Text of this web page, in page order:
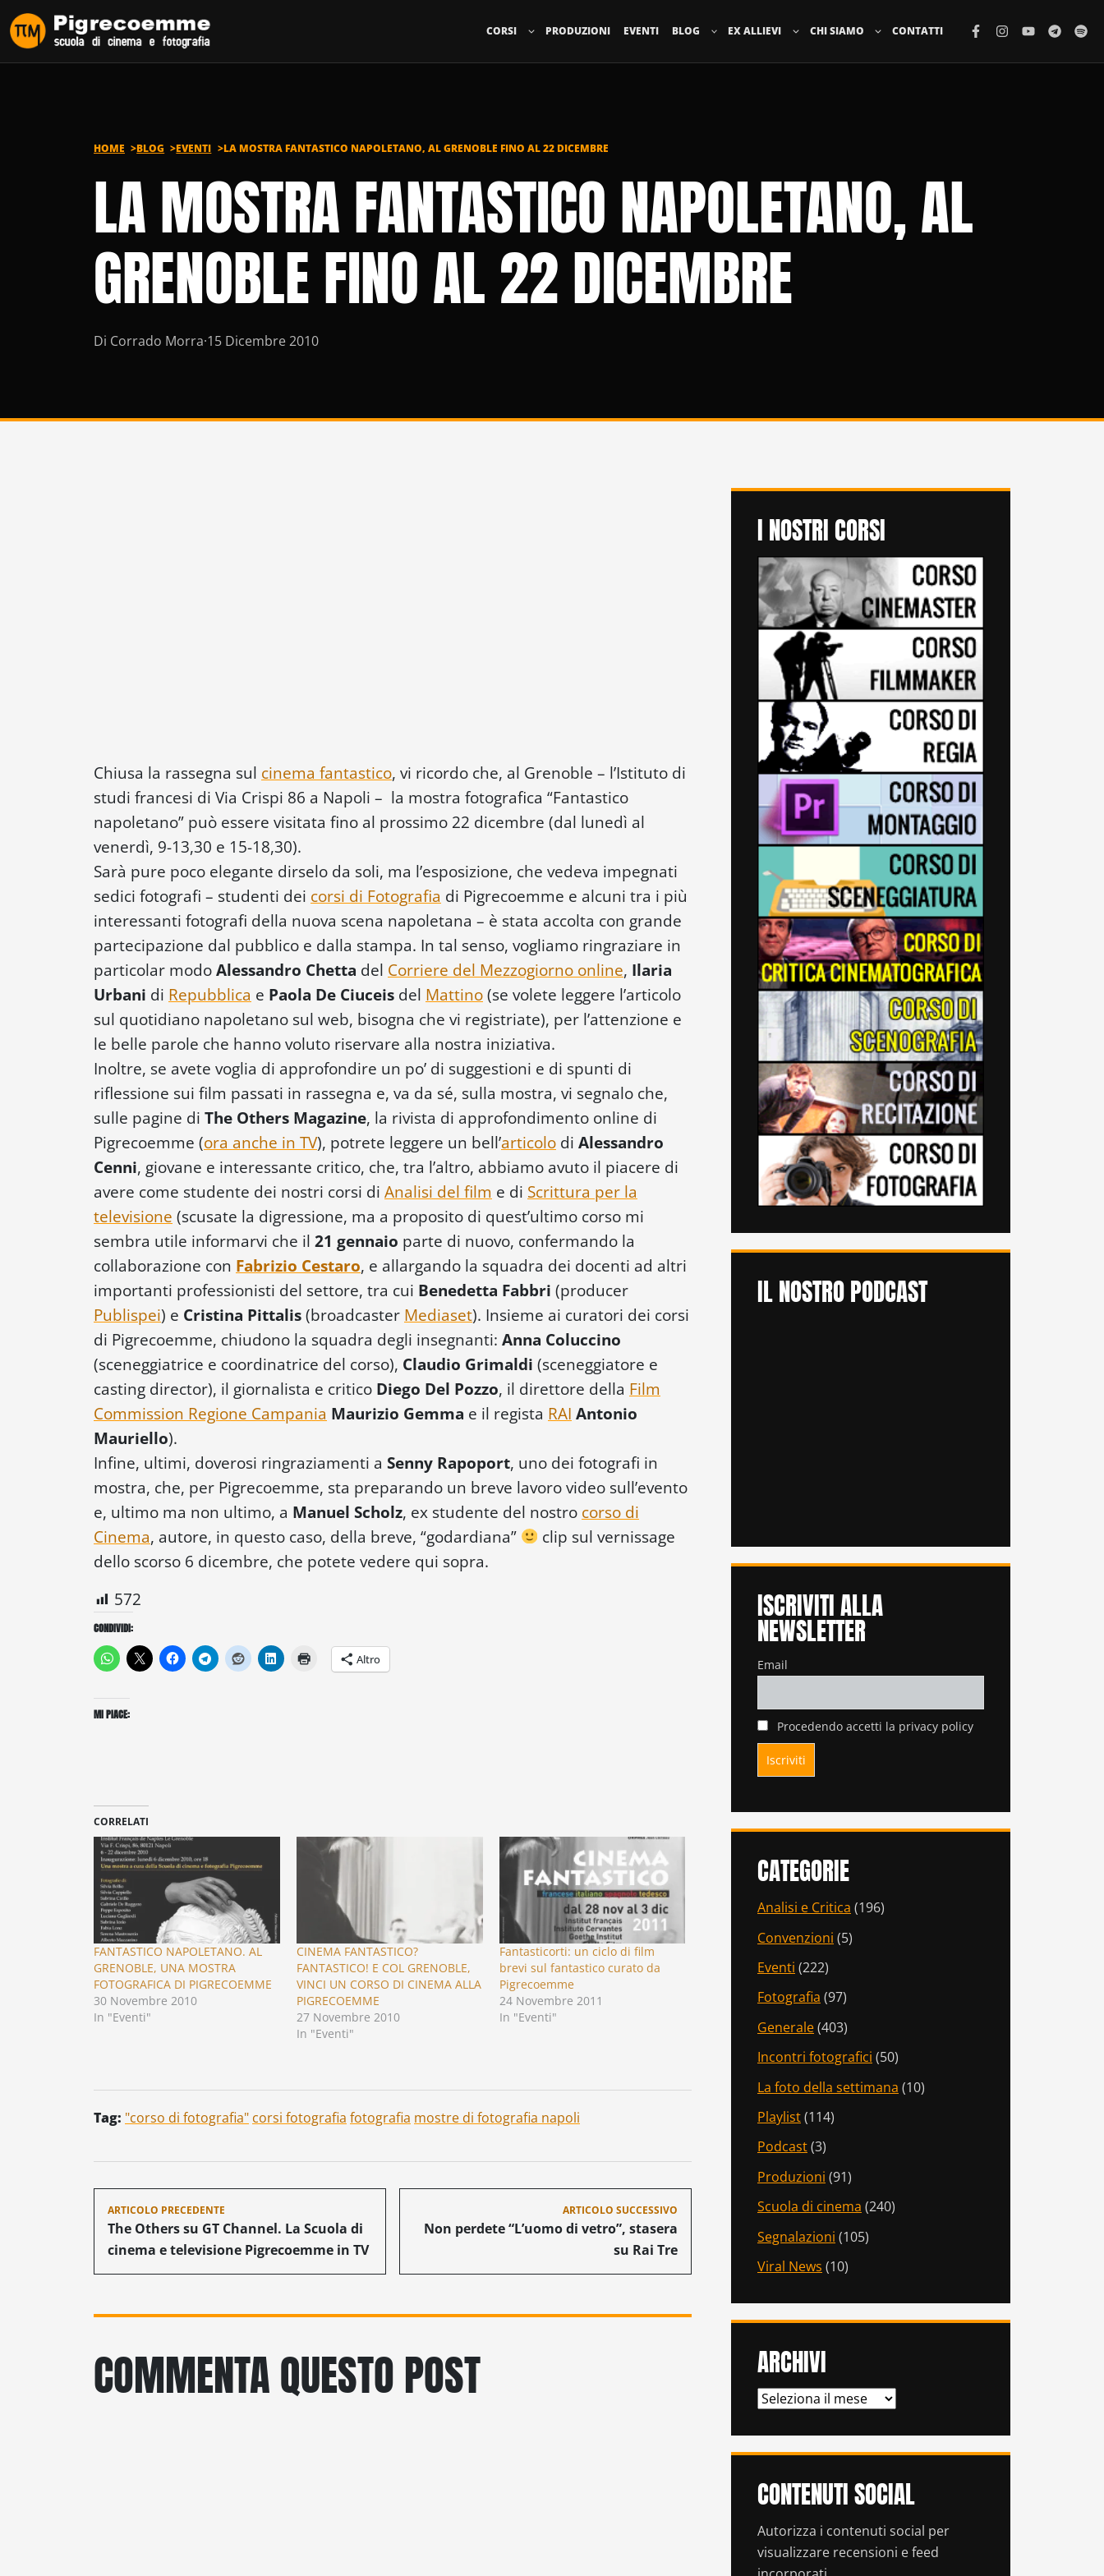
Vai al contenuto
CORSI PRODUZIONI EVENTI BLOG EX ALLIEVI CHI SIAMO CONTATTI
HOME BLOG EVENTI LA MOSTRA FANTASTICO NAPOLETANO, AL GRENOBLE FINO AL 22 DICEMBRE
LA MOSTRA FANTASTICO NAPOLETANO, AL
GRENOBLE FINO AL 22 DICEMBRE
Di Corrado Morra·15 Dicembre 2010
Chiusa la rassegna sul cinema fantastico, vi ricordo che, al Grenoble – l’Istituto di
studi francesi di Via Crispi 86 a Napoli – la mostra fotografica “Fantastico
napoletano” può essere visitata fino al prossimo 22 dicembre (dal lunedì al
venerdì, 9-13,30 e 15-18,30).
Sarà pure poco elegante dirselo da soli, ma l’esposizione, che vedeva impegnati
sedici fotografi – studenti dei corsi di Fotografia di Pigrecoemme e alcuni tra i più
interessanti fotografi della nuova scena napoletana – è stata accolta con grande
partecipazione dal pubblico e dalla stampa. In tal senso, vogliamo ringraziare in
particolar modo Alessandro Chetta del Corriere del Mezzogiorno online, Ilaria
Urbani di Repubblica e Paola De Ciuceis del Mattino (se volete leggere l’articolo
sul quotidiano napoletano sul web, bisogna che vi registriate), per l’attenzione e
le belle parole che hanno voluto riservare alla nostra iniziativa.
Inoltre, se avete voglia di approfondire un po’ di suggestioni e di spunti di
riflessione sui film passati in rassegna e, va da sé, sulla mostra, vi segnalo che,
sulle pagine di The Others Magazine, la rivista di approfondimento online di
Pigrecoemme (ora anche in TV), potrete leggere un bell’articolo di Alessandro
Cenni, giovane e interessante critico, che, tra l’altro, abbiamo avuto il piacere di
avere come studente dei nostri corsi di Analisi del film e di Scrittura per la
televisione (scusate la digressione, ma a proposito di quest’ultimo corso mi
sembra utile informarvi che il 21 gennaio parte di nuovo, confermando la
collaborazione con Fabrizio Cestaro, e allargando la squadra dei docenti ad altri
importanti professionisti del settore, tra cui Benedetta Fabbri (producer
Publispei) e Cristina Pittalis (broadcaster Mediaset). Insieme ai curatori dei corsi
di Pigrecoemme, chiudono la squadra degli insegnanti: Anna Coluccino
(sceneggiatrice e coordinatrice del corso), Claudio Grimaldi (sceneggiatore e
casting director), il giornalista e critico Diego Del Pozzo, il direttore della Film
Commission Regione Campania Maurizio Gemma e il regista RAI Antonio
Mauriello).
Infine, ultimi, doverosi ringraziamenti a Senny Rapoport, uno dei fotografi in
mostra, che, per Pigrecoemme, sta preparando un breve lavoro video sull’evento
e, ultimo ma non ultimo, a Manuel Scholz, ex studente del nostro corso di
Cinema, autore, in questo caso, della breve, “godardiana”
clip sul vernissage
dello scorso 6 dicembre, che potete vedere qui sopra.
572
CONDIVIDI:
Altro
MI PIACE:
CORRELATI
FANTASTICO NAPOLETANO. AL
GRENOBLE, UNA MOSTRA
FOTOGRAFICA DI PIGRECOEMME
30 Novembre 2010
In "Eventi"
CINEMA FANTASTICO?
FANTASTICO! E COL GRENOBLE,
VINCI UN CORSO DI CINEMA ALLA
PIGRECOEMME
27 Novembre 2010
In "Eventi"
Fantasticorti: un ciclo di film
brevi sul fantastico curato da
Pigrecoemme
24 Novembre 2011
In "Eventi"
Tag: "corso di fotografia" corsi fotografia fotografia mostre di fotografia napoli
Navigazione
articoli
ARTICOLO PRECEDENTE
The Others su GT Channel. La Scuola di
cinema e televisione Pigrecoemme in TV
ARTICOLO SUCCESSIVO
Non perdete “L’uomo di vetro”, stasera
su Rai Tre
COMMENTA QUESTO POST
I NOSTRI CORSI
IL NOSTRO PODCAST
ISCRIVITI ALLA
NEWSLETTER
Email
Procedendo accetti la privacy policy
CATEGORIE
Analisi e Critica (196)
Convenzioni (5)
Eventi (222)
Fotografia (97)
Generale(403)
Incontri fotografici (50)
La foto della settimana (10)
Playlist(114)
Podcast(3)
Produzioni (91)
Scuola di cinema (240)
Segnalazioni (105)
Viral News (10)
ARCHIVI
ARCHIVI
CONTENUTI SOCIAL
Autorizza i contenuti social per
visualizzare recensioni e feed